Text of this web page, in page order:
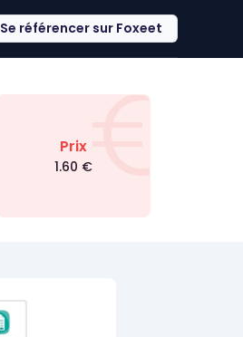
Se référencer sur Foxeet
€
Prix
1.60 €